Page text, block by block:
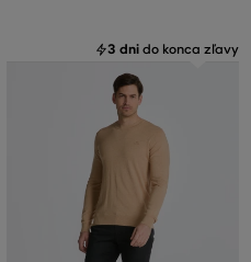
3 dni do konca zľavy